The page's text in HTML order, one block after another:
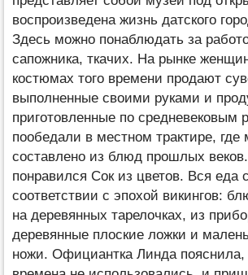
воспроизведена жизнь датского
Здесь можно понаблюдать за
сапожника, ткачих. На рынке
костюмах того времени продают
выполненные своими руками и
приготовленные по средневековым
пообедали в местном трактире, где
составлено из блюд прошлых
понравился Сок из цветов. Вся еда
соответствии с эпохой викингов:
на деревянных тарелочках, из
деревянные плоские ложки и
ножи. Официантка Линда пояснила,